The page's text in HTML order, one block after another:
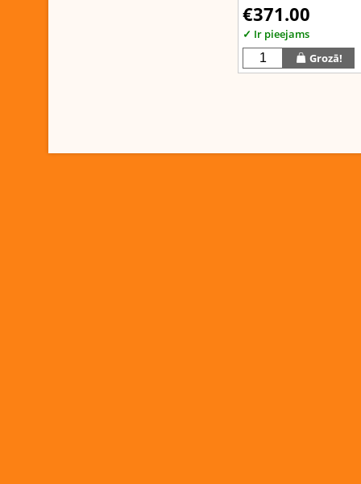
€371.00
✓ Ir pieejams
Grozā!